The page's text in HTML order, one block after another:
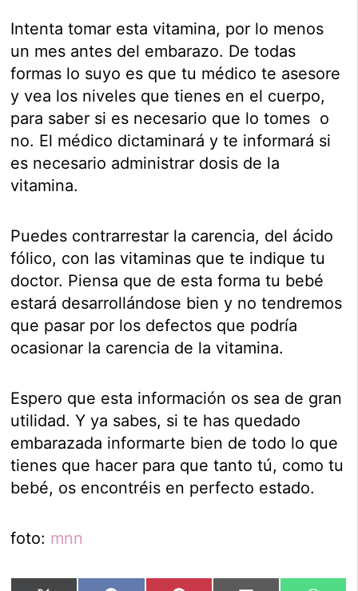
Intenta tomar esta vitamina, por lo menos
un mes antes del embarazo. De todas
formas lo suyo es que tu médico te asesore
y vea los niveles que tienes en el cuerpo,
para saber si es necesario que lo tomes o
no. El médico dictaminará y te informará si
es necesario administrar dosis de la
vitamina.
Puedes contrarrestar la carencia, del ácido
fólico, con las vitaminas que te indique tu
doctor. Piensa que de esta forma tu bebé
estará desarrollándose bien y no tendremos
que pasar por los defectos que podría
ocasionar la carencia de la vitamina.
Espero que esta información os sea de gran
utilidad. Y ya sabes, si te has quedado
embarazada informarte bien de todo lo que
tienes que hacer para que tanto tú, como tu
bebé, os encontréis en perfecto estado.
foto: mnn